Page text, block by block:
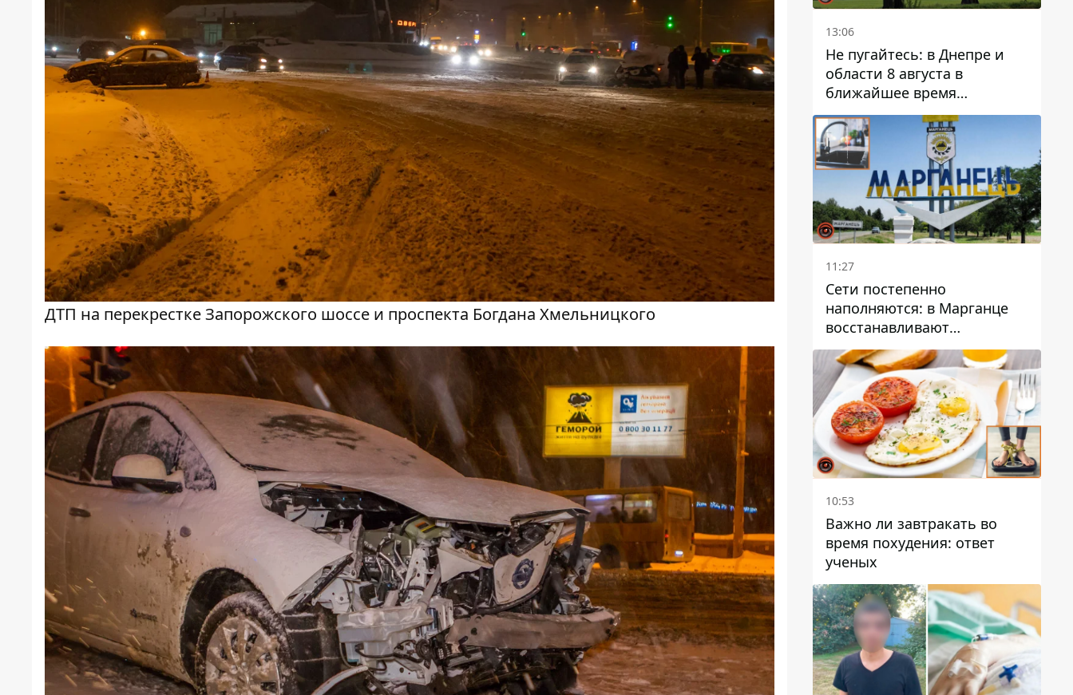
ДТП на перекрестке Запорожского шоссе и проспекта Богдана Хмельницкого
13:06
Не пугайтесь: в Днепре и
области 8 августа в
ближайшее время
ожидается гроза
11:27
Сети постепенно
наполняются: в Марганце
восстанавливают
водоснабжение
10:53
Важно ли завтракать во
время похудения: ответ
ученых